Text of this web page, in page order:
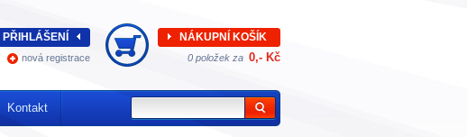
Kontakt
PŘIHLÁŠENÍ
nová registrace
NÁKUPNÍ KOŠÍK
0 položek za 0,- Kč